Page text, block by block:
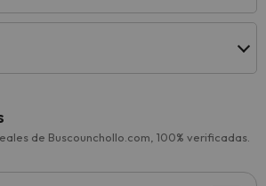
de Buscounchollo.com, 100% verificadas.